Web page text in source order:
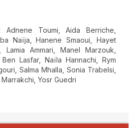
: Adnene Toumi, Aida Berriche,
Naïja, Hanene Smaoui, Hayet
Lamia Ammari, Manel Marzouk,
Lasfar, Naïla Hannachi, Rym
Salma Mhalla, Sonia Trabelsi,
Yosr Guedri